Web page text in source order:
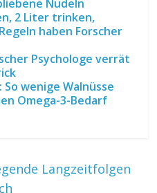
Nudeln
2 Liter trinken,
haben Forscher
Psychologe verrät
wenige Walnüsse
Omega-3-Bedarf
Langzeitfolgen